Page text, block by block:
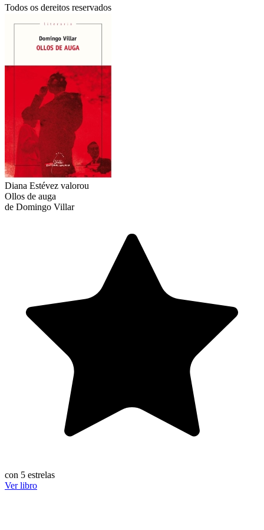
Todos os dereitos reservados
Diana Estévez valorou
Ollos de auga
de Domingo Villar
con 5 estrelas
Ver libro